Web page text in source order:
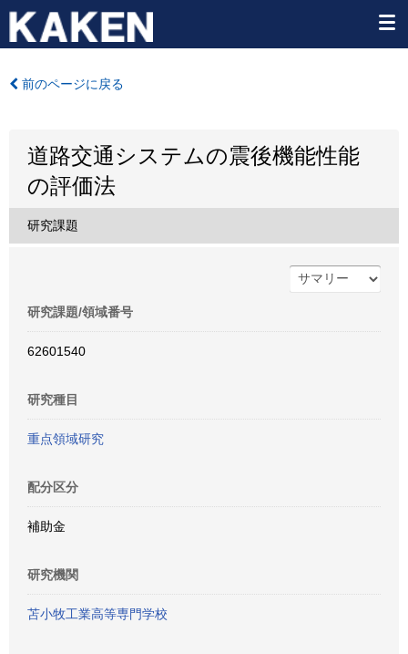
前のページに戻る
道路交通システムの震後機能性能
の評価法
研究課題
研究課題/領域番号
62601540
研究種目
重点領域研究
配分区分
補助金
研究機関
苫小牧工業高等専門学校